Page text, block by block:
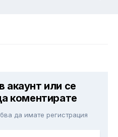
акаунт или се
коментирате
да имате регистрация